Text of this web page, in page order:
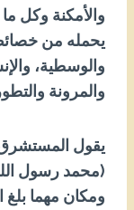
والأمكنة وكل
يحمله من
والوسطية،
والمرونة
يقول
(محمد رسول
ومكان مهما بلغ